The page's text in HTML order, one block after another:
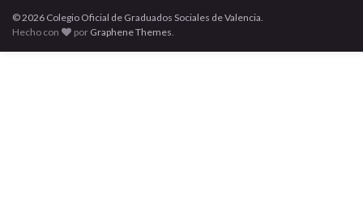
© 2026 Colegio Oficial de Graduados Sociales de Valencia.
Hecho con
por Graphene Themes